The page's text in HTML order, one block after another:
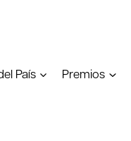
País Premios